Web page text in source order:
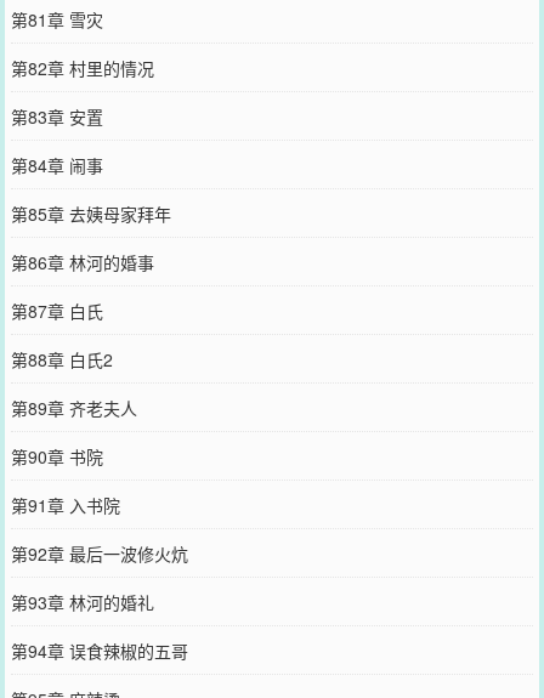
第81章 雪灾
第82章 村里的情况
第83章 安置
第84章 闹事
第85章 去姨母家拜年
第86章 林河的婚事
第87章 白氏
第88章 白氏2
第89章 齐老夫人
第90章 书院
第91章 入书院
第92章 最后一波修火炕
第93章 林河的婚礼
第94章 误食辣椒的五哥